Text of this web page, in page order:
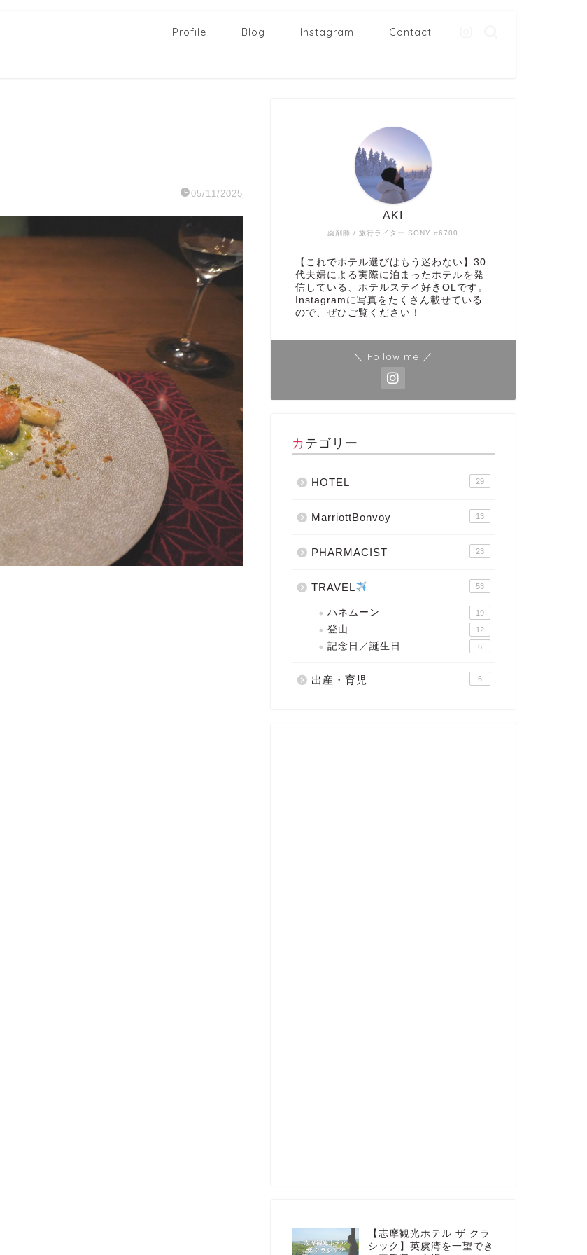
Profile Blog Instagram Contact
05/11/2025
薬剤師 / 旅行ライター SONY α6700
AKI
【これでホテル選びはもう迷わない】30
代夫婦による実際に泊まったホテルを発
信している、ホテルステイ好きOLです。
Instagramに写真をたくさん載せている
ので、ぜひご覧ください！
＼ Follow me ／
カテゴリー
HOTEL 29
MarriottBonvoy 13
PHARMACIST 23
TRAVEL 53
ハネムーン 19
登山 12
記念日／誕生日 6
出産・育児 6
【志摩観光ホテル ザ クラ
シック】英虞湾を一望でき